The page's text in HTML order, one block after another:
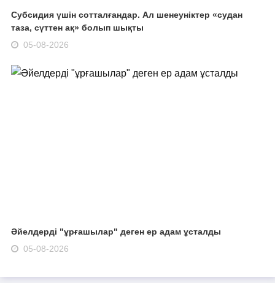
Субсидия үшін сотталғандар. Ал шенеуніктер «судан
таза, сүттен ақ» болып шықты
05-08-2026
Әйелдерді "ұрғашылар" деген ер адам ұсталды
05-08-2026